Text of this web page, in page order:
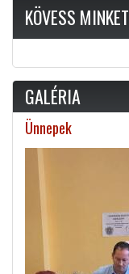
KÖVESS MINKET
GALÉRIA
Ünnepek